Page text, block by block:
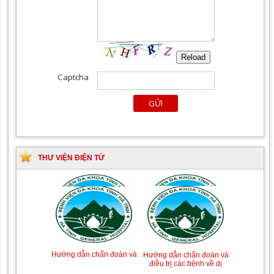
THƯ VIỆN ĐIỆN TỬ
Tài liệu Hướng dẫn
phòng ngừa nhiễm
khuẩn vết mổ
Hướng dẫn chẩn đoán và
điều trị một số bệnh
truyền nhiễm